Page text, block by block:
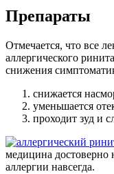
Препараты
Отмечается, что все
аллергического
снижения
снижается
уменьшается
проходит зуд и
медицина достоверно
аллергии навсегда.